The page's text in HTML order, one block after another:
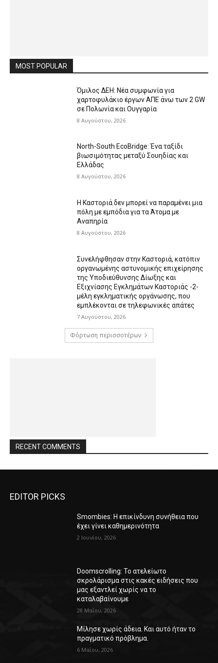
MOST POPULAR
Όμιλος ΔΕΗ: Νέα συμφωνία για
χαρτοφυλάκιο έργων ΑΠΕ άνω των 2 GW
σε Πολωνία και Ουγγαρία
8 Αυγούστου, 2026
North-South EcoBridge: Ένα ταξίδι
βιωσιμότητας μεταξύ Σουηδίας και
Ελλάδας
8 Αυγούστου, 2026
Η Καστοριά δεν μπορεί να παραμένει μια
πόλη με εμπόδια για τα Άτομα με
Αναπηρία
8 Αυγούστου, 2026
Συνελήφθησαν στην Καστοριά, κατόπιν
οργανωμένης αστυνομικής επιχείρησης
της Υποδιεύθυνσης Δίωξης και
Εξιχνίασης Εγκλημάτων Καστοριάς -2-
μέλη εγκληματικής οργάνωσης, που
εμπλέκονται σε τηλεφωνικές απάτες
7 Αυγούστου, 2026
Φόρτωση περισσοτέρων
RECENT COMMENTS
EDITOR PICKS
Smombies: Η επικίνδυνη συνήθεια που
έχει γίνει καθημερινότητα
2 Ιουνίου, 2026
Doomscrolling: Το ατελείωτο
σκρολάρισμα στις κακές ειδήσεις που
μας εξαντλεί χωρίς να το
καταλαβαίνουμε
28 Μαΐου, 2026
Μίλησε χωρίς άδεια. Και αυτό ήταν το
πραγματικό πρόβλημα.
6 Μαΐου, 2026